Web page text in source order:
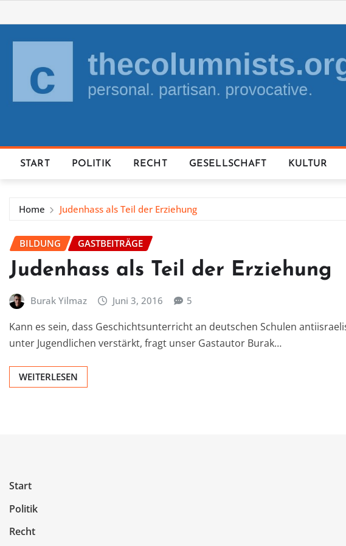
to
content
START POLITIK RECHT GESELLSCHAFT KULTUR
Home Judenhass als Teil der Erziehung
BILDUNG GASTBEITRÄGE
Judenhass als Teil der Erziehung
Burak Yilmaz Juni 3, 2016 5
Kann es sein, dass Geschichtsunterricht an deutschen Schulen
unter Jugendlichen verstärkt, fragt unser Gastautor Burak…
WEITERLESEN
Start
Politik
Recht